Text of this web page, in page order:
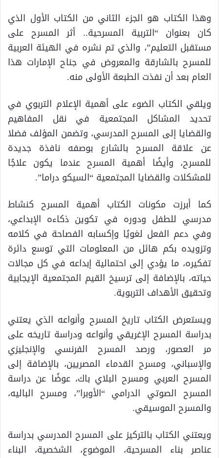
وهذا الكتاب هو الجزء الثاني من الكتاب الأول الذي
كان بعنوان “التربية المسرحية.. أثر المسرح على
مستقبل التعليم”، والذي تم نشره في الهيئة العربية
للمسرح بالشارقة والمعروض في جناح الإمارات هذا
العام بعد أن نفذت الطبعة الأولى منه.
ويلقي الكتاب الضوء على أهمية الإعلام التربوي في
تحديد المشاكل المجتمعية في نقل المفاهيم
والقضايا إلى المسرح المدرسي، وتضمن المؤلف فضلا
عن علاقة المسرح بالشارع بوصفه نافذة جديدة
للمسرح، وأيضًا أهمية المسرح عندما يكون علاجًا
للمشكلات والقضايا المجتمعية “السيكو دراما”.
كما أبرزت مكونات الكتاب أهمية المسرح كنشاط
مدرسي للطفل ودوره في تكوين ذكاءه الإبداعي،
وفي دعم الفعل لغويًا وإكسابه الفصاحة في كلامه
وتزويده بكم هائل من المعلومات التي توسع دائرة
تفكيره، ما يؤدي إلى احتمالية إبداعه في كل مجالات
حياته، بالإضافة إلى ترسيخ القيم المجتمعية الإيجابية
وتحقيق الأهداف التربوية.
ويستعرض الكتاب تاريخ المسرح وأنواعه الذي يعتني
بدراسة المسرح الإغريقي وأنواعه ودراسة تاريخه على
مر العصور، ورصد المسرح الفرنسي والإنجليزي
والإسباني، ومسرح القدماء المصريين، بالإضافة إلى
المسرح العربي ومسرح البلاي باك، عوضًا عن دراسة
المسرح الصوتي الدرامي “الأوبرا”، ومسرح الباليه،
والمسرح الموسيقي.
ويعتني الكتاب بالتركيز على المسرح المدرسي بدراسة
عناصر بناء المسرحية، الموضوع، الشخصية، البناء